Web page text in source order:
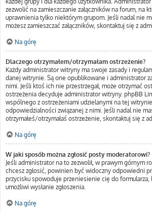
zezwolić na zamieszczanie załączników na forum, na
uprawnienia tylko niektórym grupom. Jeśli nadal nie
możesz zamieszczać załączników, skontaktuj się z
Na górę
Dlaczego otrzymałem/otrzymałam ostrzeżenie?
Każdy administrator witryny ma swoje zasady i
danej witrynie. Są one opublikowane i administrator
nimi. Jeśli ktoś ich nie przestrzegał, może otrzymać
ostrzeżenia decyduje administrator witryny. phpBB
wspólnego z ostrzeżeniami udzielanymi na tej
odpowiedzialności związanej z nimi. Jeśli nadal nie
otrzymałeś/otrzymałaś ostrzeżenie, skontaktuj się z
Na górę
W jaki sposób można zgłosić posty moderatorowi?
Jeśli administrator na to zezwolił, w prawym górnym
chcesz zgłosić, powinien być widoczny odpowiedni
przycisku spowoduje przeniesienie cię do
umożliwi wysłanie zgłoszenia.
Na górę